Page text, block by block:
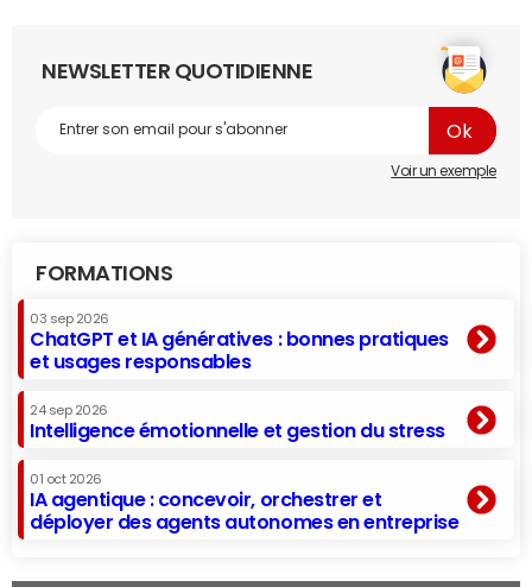
NEWSLETTER QUOTIDIENNE
Voir un exemple
FORMATIONS
03 sep 2026
ChatGPT et IA génératives : bonnes pratiques
et usages responsables
24 sep 2026
Intelligence émotionnelle et gestion du stress
01 oct 2026
IA agentique : concevoir, orchestrer et
déployer des agents autonomes en entreprise